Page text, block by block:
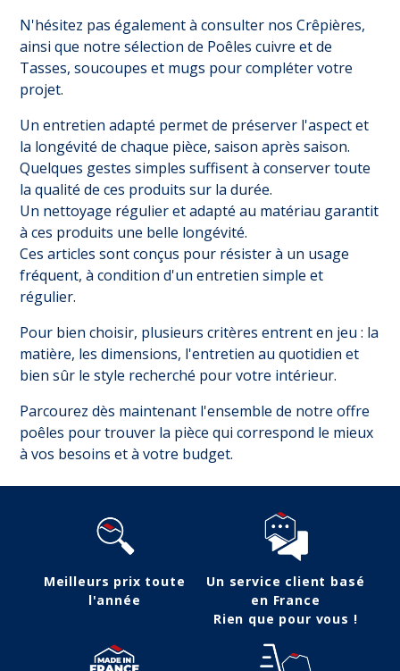
N'hésitez pas également à consulter nosCrêpières,
ainsi que notre sélection de Poêles cuivre et de
Tasses, soucoupes et mugs pour compléter votre
projet.
Un entretien adapté permet de préserver l'aspect et
la longévité de chaque pièce, saison après saison.
Quelques gestes simples suffisent à conserver toute
la qualité de ces produits sur la durée.
Un nettoyage régulier et adapté au matériau garantit
à ces produits une belle longévité.
Ces articles sont conçus pour résister à un usage
fréquent, à condition d'un entretien simple et
régulier.
Pour bien choisir, plusieurs critères entrent en jeu : la
matière, les dimensions, l'entretien au quotidien et
bien sûr le style recherché pour votre intérieur.
Parcourez dès maintenant l'ensemble de notre offre
poêles pour trouver la pièce qui correspond le mieux
à vos besoins et à votre budget.
Meilleurs prix toute
l'année
Un service client basé
en France
Rien que pour vous !